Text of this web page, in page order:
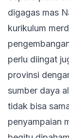
digagas mas
kurikulum
perlu diingat
provinsi
sumber daya
tidak bisa
penyampaian